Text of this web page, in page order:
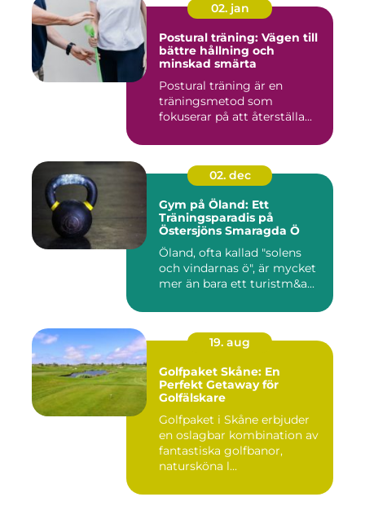
02. jan
Postural träning: Vägen till
bättre hållning och
minskad smärta
Postural träning är en
träningsmetod som
fokuserar på att återställa...
02. dec
Gym på Öland: Ett
Träningsparadis på
Östersjöns Smaragda Ö
Öland, ofta kallad "solens
och vindarnas ö", är mycket
mer än bara ett turistm&a...
19. aug
Golfpaket Skåne: En
Perfekt Getaway för
Golfälskare
Golfpaket i Skåne erbjuder
en oslagbar kombination av
fantastiska golfbanor,
natursköna l...